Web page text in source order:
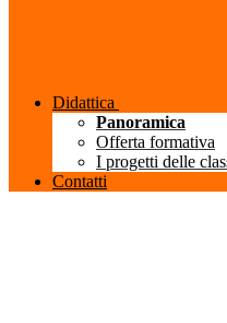
Didattica
Panoramica
Offerta formativa
I progetti delle
Contatti